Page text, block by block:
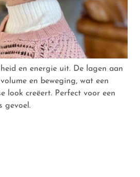
en energie uit. De lagen aan
en beweging, wat een
look creëert. Perfect voor een
gevoel.